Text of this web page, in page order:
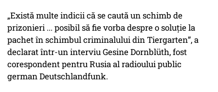
„Există multe indicii că se caută un schimb de
prizonieri ... posibil să fie vorba despre o soluție la
pachet în schimbul criminalului din Tiergarten”, a
declarat într-un interviu Gesine Dornblüth, fost
corespondent pentru Rusia al radioului public
german Deutschlandfunk.